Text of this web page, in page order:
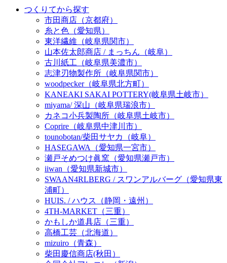
つくりてから探す
市田商店（京都府）
糸と色（愛知県）
東洋繊維（岐阜県関市）
山本佐太郎商店 / まっちん（岐阜）
古川紙工（岐阜県美濃市）
志津刃物製作所（岐阜県関市）
woodpecker（岐阜県北方町）
KANEAKI SAKAI POTTERY(岐阜県土岐市）
miyama/ 深山（岐阜県瑞浪市）
カネコ小兵製陶所（岐阜県土岐市）
Coprire（岐阜県中津川市）
tounobotan/柴田サヤカ（岐阜）
HASEGAWA（愛知県一宮市）
瀬戸そめつけ眞窯（愛知県瀬戸市）
iiwan（愛知県新城市）
SWAAN4RLBERG / スワンアルバーグ（愛知県東
浦町）
HUIS. / ハウス（静岡・遠州）
4TH-MARKET（三重）
かもしか道具店（三重）
高橋工芸（北海道）
mizuiro（青森）
柴田慶信商店(秋田）